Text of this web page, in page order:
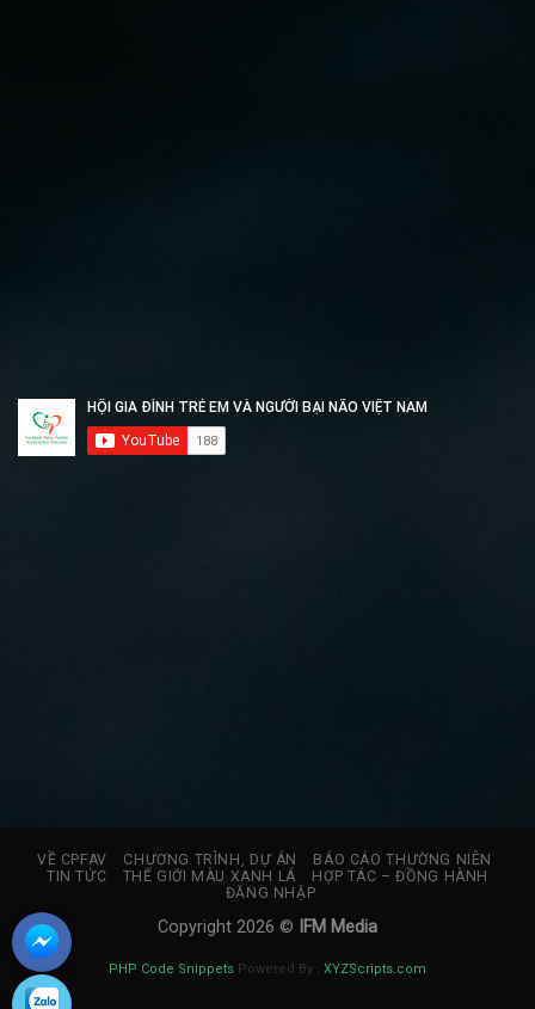
VỀ CPFAV CHƯƠNG TRÌNH, DỰ ÁN
BÁO CÁO THƯỜNG NIÊN
TIN TỨC
THẾ GIỚI MÀU XANH LÁ
HỢP TÁC – ĐỒNG HÀNH
ĐĂNG NHẬP
Copyright 2026 © IFM Media
PHP Code Snippets Powered By : XYZScripts.com